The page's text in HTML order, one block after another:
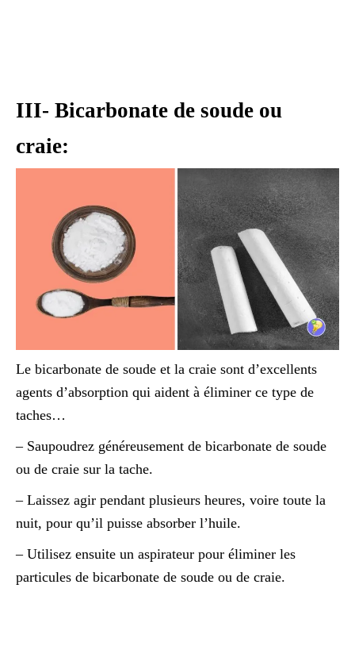
III- Bicarbonate de soude ou
craie:
Le bicarbonate de soude et la craie sont d’excellents
agents d’absorption qui aident à éliminer ce type de
taches…
– Saupoudrez généreusement de bicarbonate de soude
ou de craie sur la tache.
– Laissez agir pendant plusieurs heures, voire toute la
nuit, pour qu’il puisse absorber l’huile.
– Utilisez ensuite un aspirateur pour éliminer les
particules de bicarbonate de soude ou de craie.